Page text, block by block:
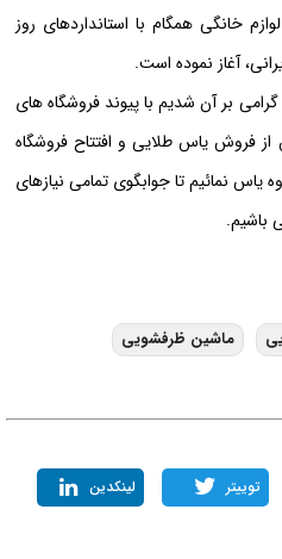
خانگی همگام با استانداردهای روز
آغاز نموده است.
بر آن شدیم با پیوند فروشگاه های
فروش یاس طلایی و افتتاح فروشگاه
نمائیم تا جوابگوی تمامی نیازهای
ماشین ظرفشویی
توییتر لینکدین